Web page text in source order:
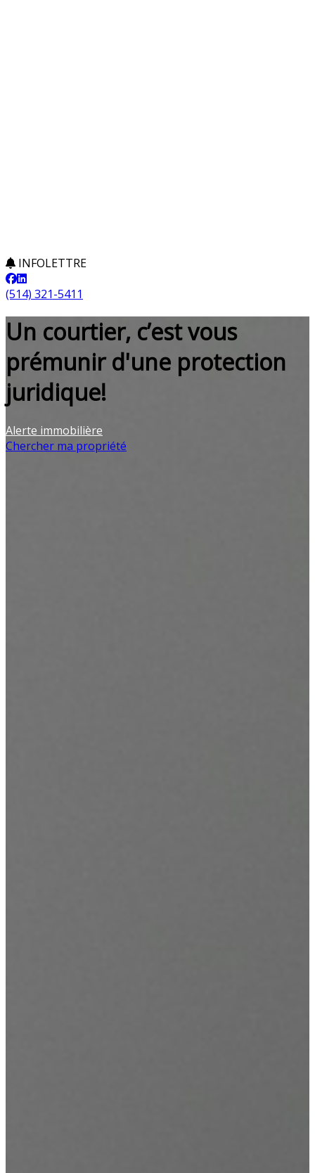
INFOLETTRE
(514) 321-5411
Un courtier, c’est vous
prémunir d'une protection
juridique!
Alerte immobilière
Chercher ma propriété